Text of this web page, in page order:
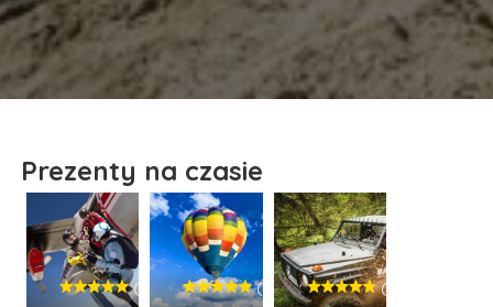
Prezenty na czasie
(1120) (369) (1068)